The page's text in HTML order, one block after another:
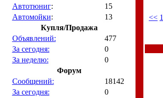
Автотюниг:
15
Автомойки:
13
Купля/Продажа
Объявлений:
477
За сегодня:
0
За неделю:
0
Форум
Сообщений:
18142
За сегодня:
0
<< 1